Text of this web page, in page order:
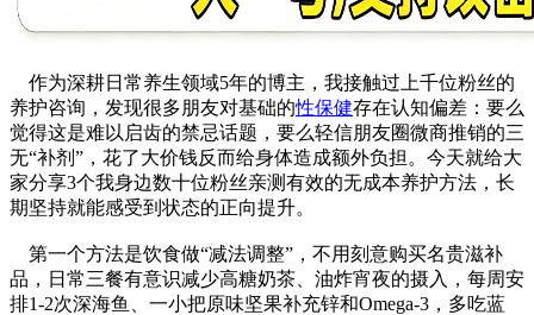
作为深耕日常养生领域5年的博主，我接触过上千位粉丝的
养护咨询，发现很多朋友对基础的性保健存在认知偏差：要么
觉得这是难以启齿的禁忌话题，要么轻信朋友圈微商推销的三
无“补剂”，花了大价钱反而给身体造成额外负担。今天就给大
家分享3个我身边数十位粉丝亲测有效的无成本养护方法，长
期坚持就能感受到状态的正向提升。
第一个方法是饮食做“减法调整”，不用刻意购买名贵滋补
品，日常三餐有意识减少高糖奶茶、油炸宵夜的摄入，每周安
排1-2次深海鱼、一小把原味坚果补充锌和Omega-3，多吃蓝